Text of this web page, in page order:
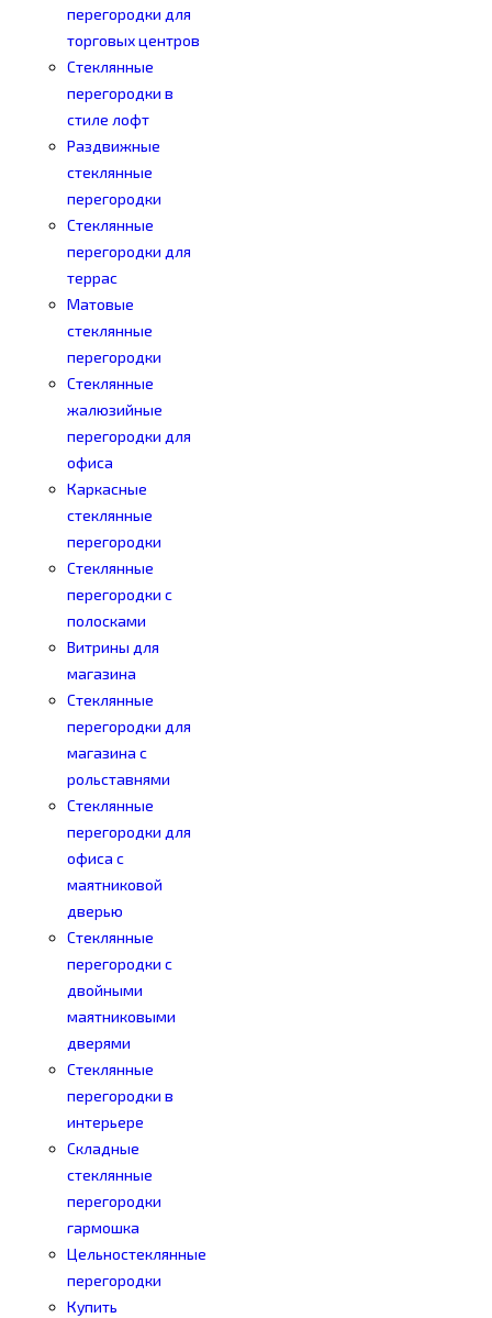
перегородки для
торговых центров
Стеклянные
перегородки в
стиле лофт
Раздвижные
стеклянные
перегородки
Стеклянные
перегородки для
террас
Матовые
стеклянные
перегородки
Стеклянные
жалюзийные
перегородки для
офиса
Каркасные
стеклянные
перегородки
Стеклянные
перегородки с
полосками
Витрины для
магазина
Стеклянные
перегородки для
магазина с
рольставнями
Стеклянные
перегородки для
офиса с
маятниковой
дверью
Стеклянные
перегородки с
двойными
маятниковыми
дверями
Стеклянные
перегородки в
интерьере
Складные
стеклянные
перегородки
гармошка
Цельностеклянные
перегородки
Купить